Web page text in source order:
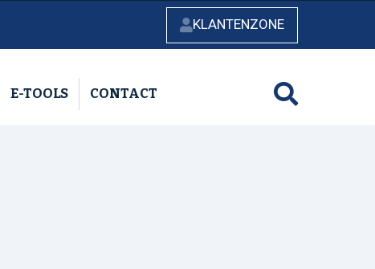
KLANTENZONE
E-TOOLS CONTACT